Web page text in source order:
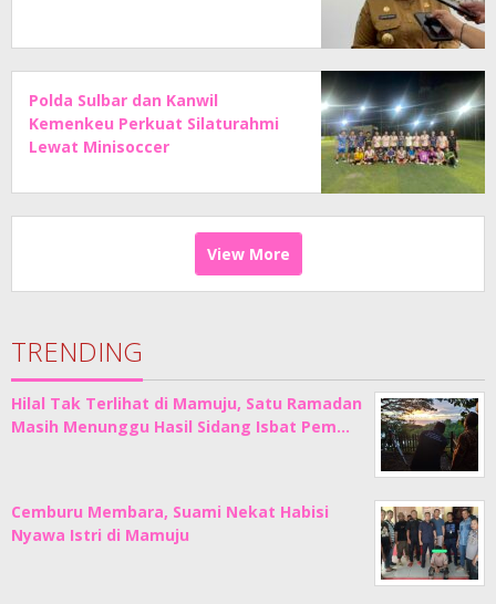
Polda Sulbar dan Kanwil
Kemenkeu Perkuat Silaturahmi
Lewat Minisoccer
View More
TRENDING
Hilal Tak Terlihat di Mamuju, Satu Ramadan
Masih Menunggu Hasil Sidang Isbat Pem…
Cemburu Membara, Suami Nekat Habisi
Nyawa Istri di Mamuju